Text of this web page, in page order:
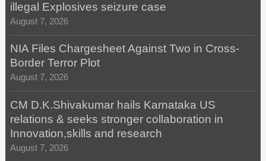
illegal Explosives seizure case
August 7, 2026
NIA Files Chargesheet Against Two in Cross-
Border Terror Plot
August 7, 2026
CM D.K.Shivakumar hails Karnataka US
relations & seeks stronger collaboration in
Innovation,skills and research
August 7, 2026